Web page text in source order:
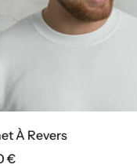
Cuffed Beanie